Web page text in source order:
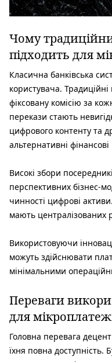
Чому
підходить для
Класична банківська
користувача.
фіксовану комісію за
перекази стають
цифрового контенту та
альтернативні
Високі збори
перспективних бізнес-
чинності цифрові
мають централізованих
Використовуючи
можуть здійснювати
мінімальними
Переваги
для
Головна перевага
їхня повна доступність.